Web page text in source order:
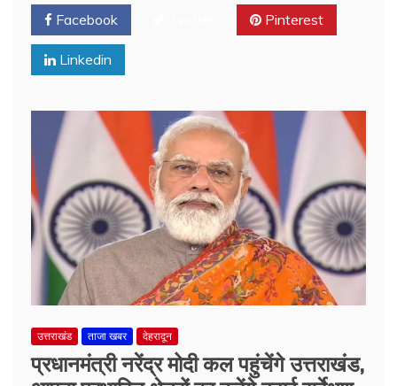
Facebook Pinterest
Linkedin
उत्तराखंड ताजा खबर देहरादून
प्रधानमंत्री नरेंद्र मोदी कल पहुंचेंगे उत्तराखंड,